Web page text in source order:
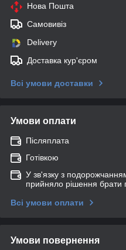
Нова Пошта
Самовивіз
Delivery
Доставка кур'єром
Всі умови доставки
Умови оплати
Післяплата
Готівкою
У зв'язку з
прийняло рішення брати
Всі умови оплати
Умови повернення